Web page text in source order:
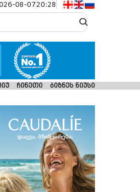
08-0720:28
ჩინეთი ბიზნეს ნიუსი